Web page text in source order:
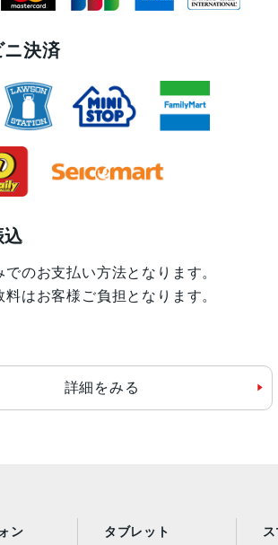
ニ決済
込
でのお支払い方法となります。
料はお客様ご負担となります。
詳細をみる
ン タブレット